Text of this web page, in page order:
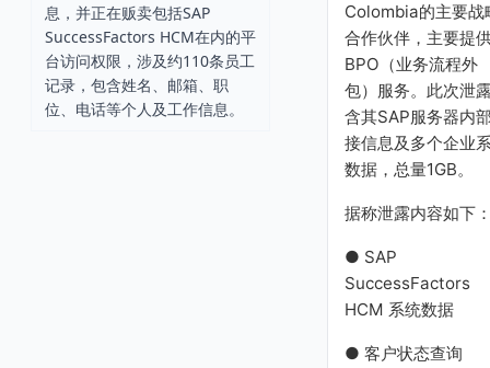
息，并正在贩卖包括SAP
SuccessFactors HCM在内的平
台访问权限，涉及约110条员工
记录，包含姓名、邮箱、职
位、电话等个人及工作信息。
Colombia的主要战
合作伙伴，主要提
BPO（业务流程外
包）服务。此次泄
含其SAP服务器内
接信息及多个企业
数据，总量1GB。
据称泄露内容如下
● SAP
SuccessFactors
HCM 系统数据
● 客户状态查询